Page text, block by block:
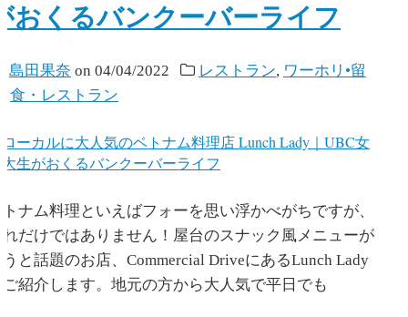
おくるバンクーバーライフ
島田果奈 on 04/04/2022 レストラン, ワーホリ•留
食・レストラン
ナム料理といえばフォーを思い浮かべがちですが、
だけではありません！屋台のスナック風メニューが
と話題のお店、Commercial DriveにあるLunch Lady
紹介します。地元の方から大人気で平日でも